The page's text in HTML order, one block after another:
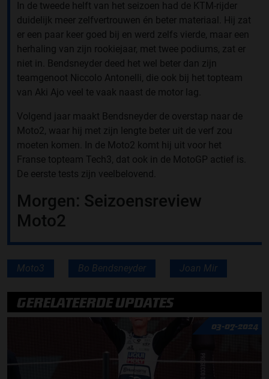
In de tweede helft van het seizoen had de KTM-rijder
duidelijk meer zelfvertrouwen én beter materiaal. Hij zat
er een paar keer goed bij en werd zelfs vierde, maar een
herhaling van zijn rookiejaar, met twee podiums, zat er
niet in. Bendsneyder deed het wel beter dan zijn
teamgenoot Niccolo Antonelli, die ook bij het topteam
van Aki Ajo veel te vaak naast de motor lag.
Volgend jaar maakt Bendsneyder de overstap naar de
Moto2, waar hij met zijn lengte beter uit de verf zou
moeten komen. In de Moto2 komt hij uit voor het
Franse topteam Tech3, dat ook in de MotoGP actief is.
De eerste tests zijn veelbelovend.
Morgen: Seizoensreview
Moto2
Moto3 Bo Bendsneyder Joan Mir
GERELATEERDE UPDATES
03-07-2024